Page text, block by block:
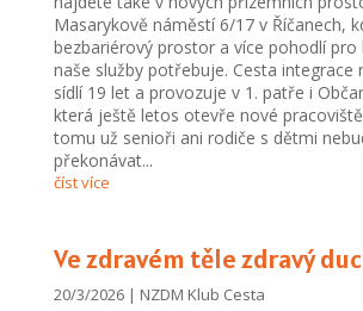
Masarykově náměstí 6/17 v Říčanech,
bezbariérový prostor a více pohodlí pro
naše služby potřebuje. Cesta integrace
sídlí 19 let a provozuje v 1. patře i
která ještě letos otevře nové
tomu už senioři ani rodiče s dětmi
překonávat...
číst více
Ve zdravém těle zdravý
20/3/2026| NZDM Klub Cesta